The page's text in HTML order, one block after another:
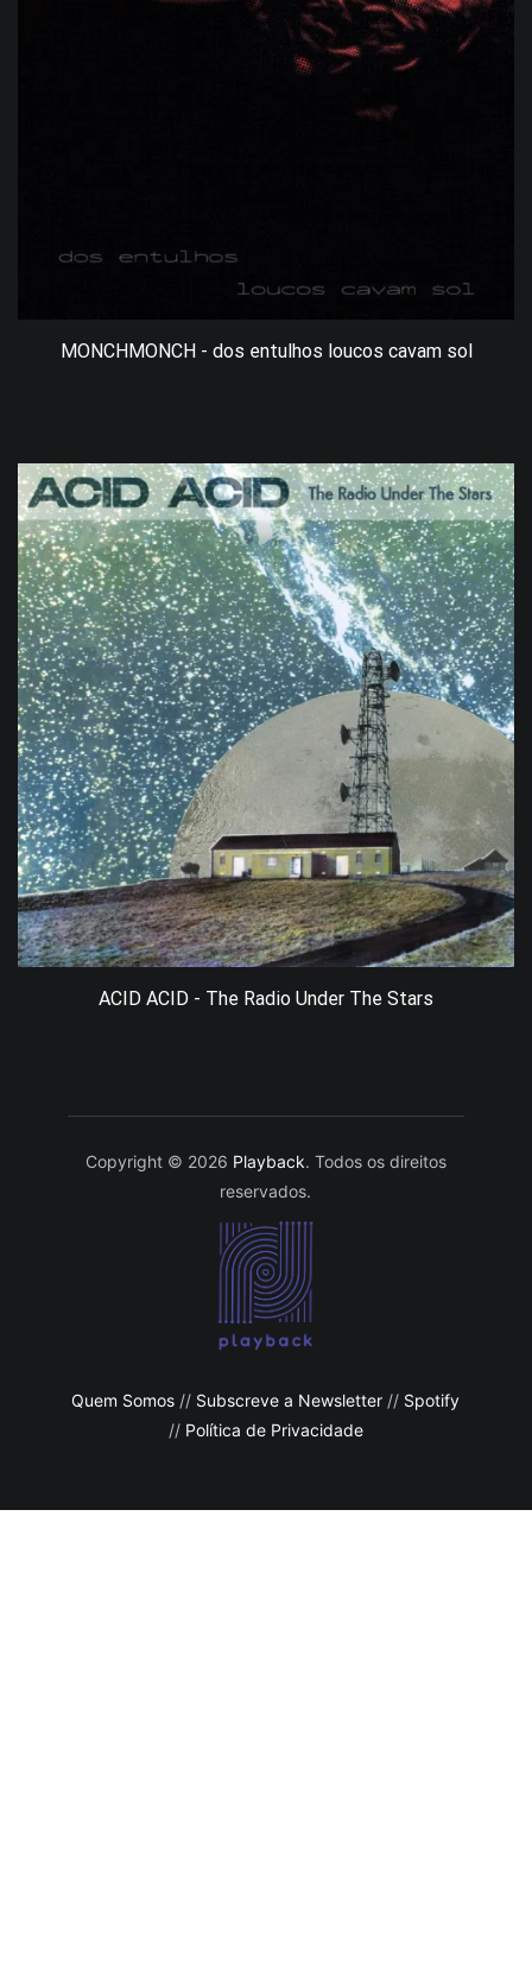
MONCHMONCH - dos entulhos loucos cavam sol
ACID ACID - The Radio Under The Stars
Copyright © 2026 Playback. Todos os direitos
reservados.
Quem Somos // Subscreve a Newsletter // Spotify
// Política de Privacidade